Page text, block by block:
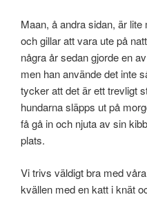
Maan, å andra sidan, är
och gillar att vara ute på
några år sedan gjorde en
men han använde det inte
tycker att det är ett trevligt
hundarna släpps ut på
få gå in och njuta av sin
plats.
Vi trivs väldigt bra med
kvällen med en katt i knät